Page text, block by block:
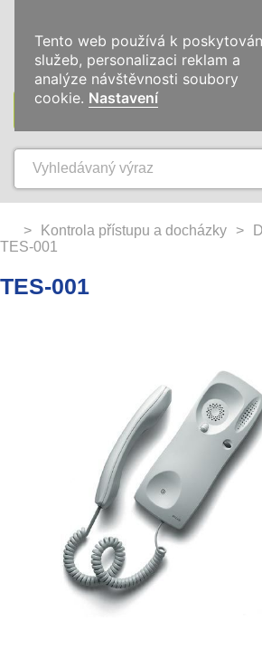
KATEGORIE
> Kontrola přístupu a docházky >
TES-001
TES-001
Tento web používá k
služeb, personalizaci reklam a
analýze návštěvnosti soubory
cookie. Nastavení